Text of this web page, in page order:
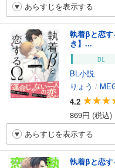
あらすじを表示する
執着βと恋
き】...
BL
BL小説
りょう /
4.2
869円 (税込)
あらすじを表示する
執着βと恋